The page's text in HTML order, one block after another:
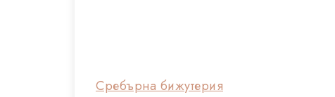
Сребърна бижутерия